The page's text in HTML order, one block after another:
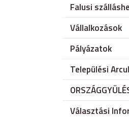
Falusi
Vállalkozások
Pályázatok
Települési
Választási